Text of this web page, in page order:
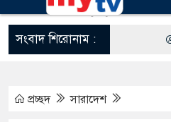
সংবাদ শিরোনাম :
প্রচ্ছদ সারাদেশ